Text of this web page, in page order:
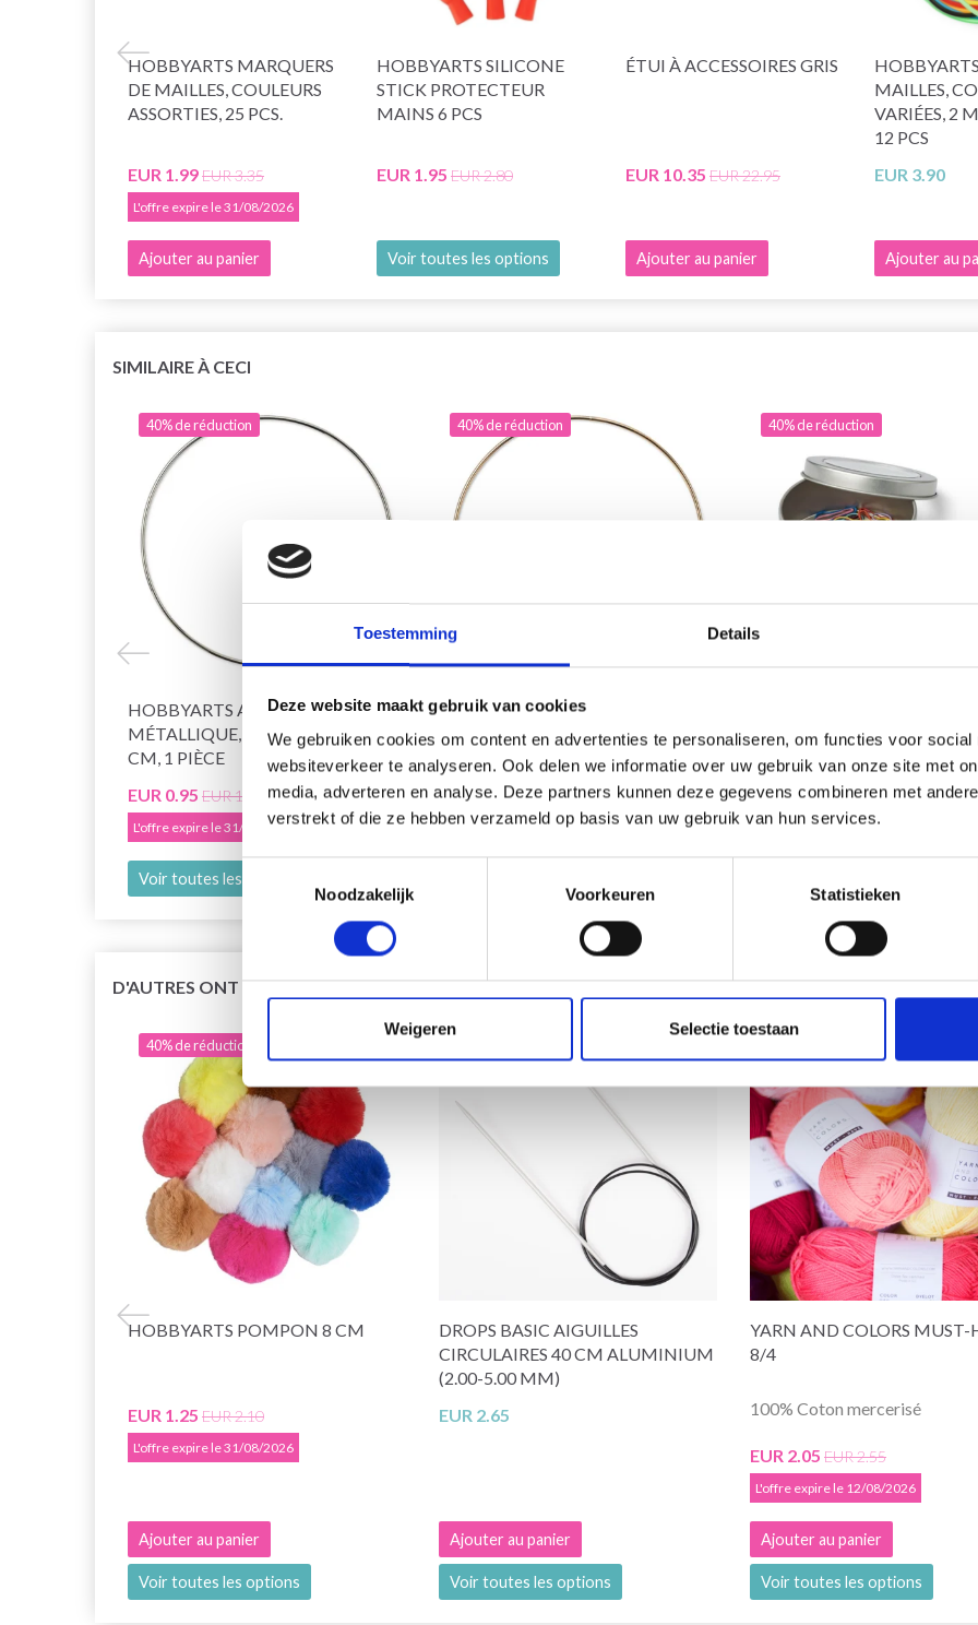
Toestemming Details
Deze website maakt gebruik van cookies
We gebruiken cookies om content en advertenties te personaliseren, om functies voor social
websiteverkeer te analyseren. Ook delen we informatie over uw gebruik van onze site met
media, adverteren en analyse. Deze partners kunnen deze gegevens combineren met
verstrekt of die ze hebben verzameld op basis van uw gebruik van hun services.
Noodzakelijk
Voorkeuren Statistieken
Weigeren Selectie toestaan
HOBBYARTS MARQUERS
DE MAILLES, COULEURS
ASSORTIES, 25 PCS.
EUR 1.99EUR 3.35
L'offre expire le 31/08/2026
Ajouter au panier
HOBBYARTS SILICONE
STICK PROTECTEUR
MAINS 6 PCS
EUR 1.95 EUR 2.80
Voir toutes les options
ÉTUI À ACCESSOIRES GRIS
EUR 10.35 EUR 22.95
Ajouter au panier
MAILLES,
VARIÉES, 2
12 PCS
EUR 3.90
Ajouter au
SIMILAIRE À CECI
40% de réduction
HOBBYARTS ANNEAU
MÉTALLIQUE, ARGENTÉ, 7–30
CM, 1 PIÈCE
EUR 0.95 EUR 1.60
L'offre expire le 31/08/2026
Voir toutes les options
40% de réduction
HOBBYARTS ANNEAU EN MÉTAL,
DORÉ, 7–30 CM, 1 PIÈCE
EUR 0.95EUR 1.60
L'offre expire le 31/08/2026
40% de réduction
MAILLES, COULEURS
25 PCS.
EUR 1.99EUR 3.35
L'offre expire le 31/08/2026
D'AUTRES ONT ÉGALEMENT
40% de réduction
HOBBYARTS POMPON 8 CM
EUR 1.25 EUR 2.10
L'offre expire le 31/08/2026
Ajouter au panier
Voir toutes les options
DROPS BASIC AIGUILLES
CIRCULAIRES 40 CM ALUMINIUM
(2.00-5.00 MM)
EUR 2.65
Ajouter au panier
Voir toutes les options
YARN AND COLORS MUST-
8/4
100% Coton mercerisé
EUR 2.05 EUR 2.55
L'offre expire le 12/08/2026
Ajouter au panier
Voir toutes les options